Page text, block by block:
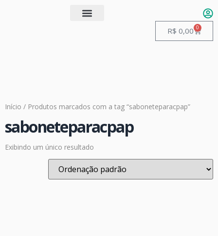
R$ 0,00 0
Início / Produtos marcados com a tag “saboneteparacpap”
saboneteparacpap
Exibindo um único resultado